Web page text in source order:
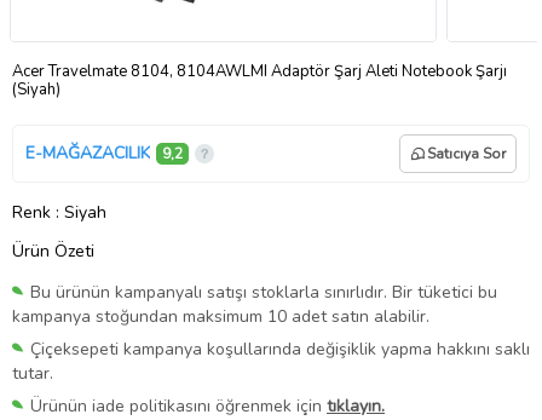
Acer Travelmate 8104, 8104AWLMI Adaptör Şarj Aleti Notebook Şarjı
(Siyah)
E-MAĞAZACILIK 9,2 Satıcıya Sor
Renk : Siyah
Ürün Özeti
Bu ürünün kampanyalı satışı stoklarla sınırlıdır. Bir tüketici bu
kampanya stoğundan maksimum 10 adet satın alabilir.
Çiçeksepeti kampanya koşullarında değişiklik yapma hakkını saklı
tutar.
Ürünün iade politikasını öğrenmek için tıklayın.